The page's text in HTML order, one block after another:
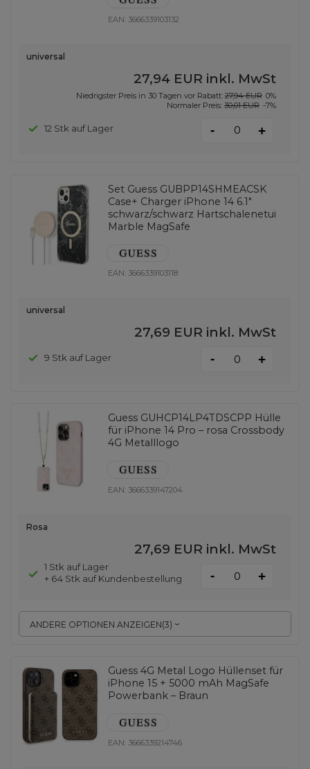
EAN: 3666339103132
universal
27,94 EUR inkl. MwSt
Niedrigster Preis in 30 Tagen vor Rabatt: 27,94 EUR 0%
Normaler Preis: 30,01 EUR -7%
12 Stk auf Lager - +
Set Guess GUBPP14SHMEACSK
Case+ Charger iPhone 14 6.1"
schwarz/schwarz Hartschalenetui
Marble MagSafe
EAN: 3666339103118
universal
27,69 EUR inkl. MwSt
9 Stk auf Lager - +
Guess GUHCP14LP4TDSCPP Hülle
für iPhone 14 Pro – rosa Crossbody
4G Metalllogo
EAN: 3666339147204
ANDERE OPTIONEN ANZEIGEN(3)
Rosa
27,69 EUR inkl. MwSt
1 Stk auf Lager
+ 64 Stk auf Kundenbestellung
- +
Guess 4G Metal Logo Hüllenset für
iPhone 15 + 5000 mAh MagSafe
Powerbank – Braun
EAN: 3666339214746